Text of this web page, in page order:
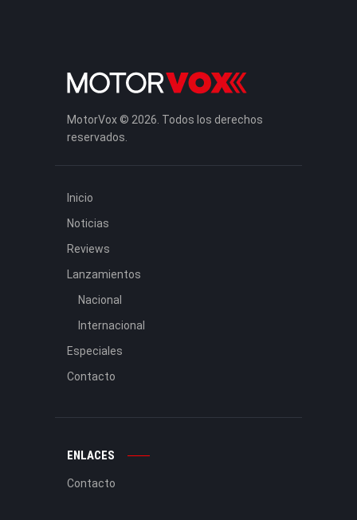
MotorVox © 2026. Todos los derechos
reservados.
Inicio
Noticias
Reviews
Lanzamientos
Nacional
Internacional
Especiales
Contacto
ENLACES
Contacto